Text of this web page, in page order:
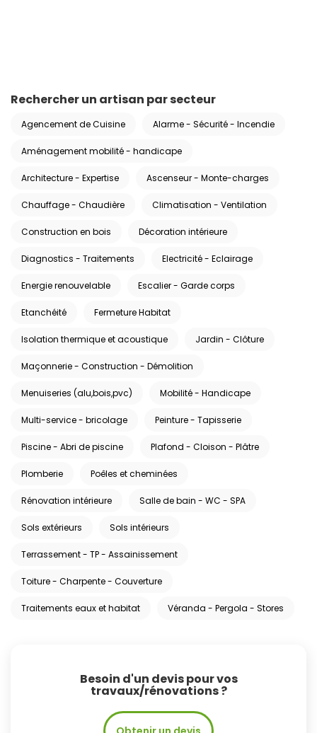
Rechercher un artisan par secteur
Agencement de Cuisine Alarme - Sécurité - Incendie
Aménagement mobilité - handicape
Architecture - Expertise Ascenseur - Monte-charges
Chauffage - Chaudière Climatisation - Ventilation
Construction en bois Décoration intérieure
Diagnostics - Traitements Electricité - Eclairage
Energie renouvelable Escalier - Garde corps
Etanchéité Fermeture Habitat
Isolation thermique et acoustique Jardin - Clôture
Maçonnerie - Construction - Démolition
Menuiseries (alu,bois,pvc) Mobilité - Handicape
Multi-service - bricolage Peinture - Tapisserie
Piscine - Abri de piscine Plafond - Cloison - Plâtre
Plomberie Poêles et cheminées
Rénovation intérieure Salle de bain - WC - SPA
Sols extérieurs Sols intérieurs
Terrassement - TP - Assainissement
Toiture - Charpente - Couverture
Traitements eaux et habitat Véranda - Pergola - Stores
Besoin d'un devis pour vos
travaux/rénovations ?